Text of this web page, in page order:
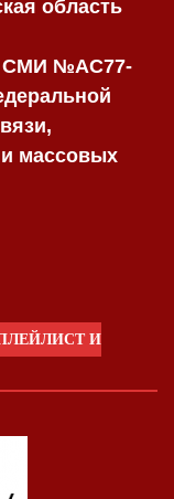
область
СМИ №AC77-
массовых
И